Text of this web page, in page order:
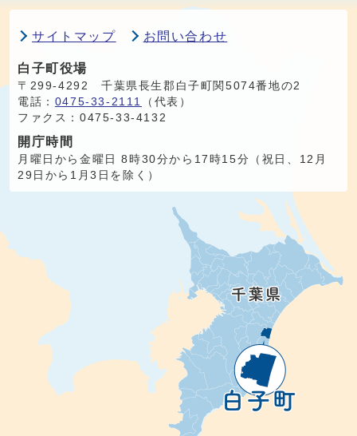
サイトマップ お問い合わせ
白子町役場
〒299-4292 千葉県長生郡白子町関5074番地の2
電話： 0475-33-2111
（代表）
ファクス：0475-33-4132
開庁時間
月曜日から金曜日 8時30分から17時15分（祝日、12月
29日から1月3日を除く）